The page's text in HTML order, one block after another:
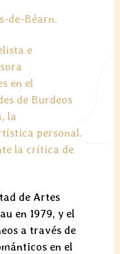
de-Béarn.
e
en el
de Burdeos
la
personal.
la crítica de
de Artes
en 1979, y el
a través de
en el